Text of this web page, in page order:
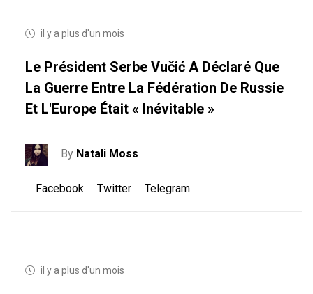
il y a plus d'un mois
Le Président Serbe Vučić A Déclaré Que
La Guerre Entre La Fédération De Russie
Et L'Europe Était « Inévitable »
By Natali Moss
Facebook Twitter Telegram
il y a plus d'un mois